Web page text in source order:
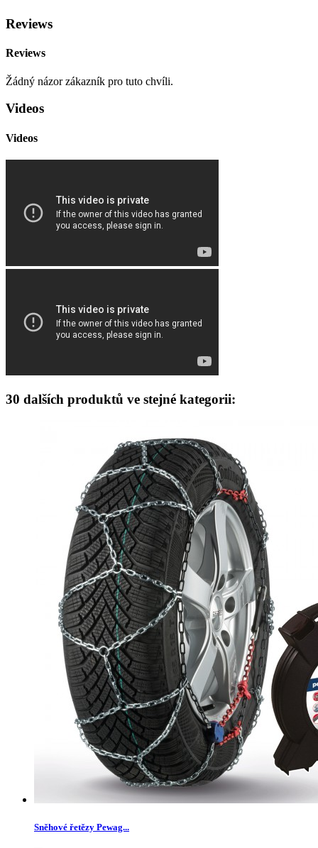
Reviews
Reviews
Žádný názor zákazník pro tuto chvíli.
Videos
Videos
30 dalších produktů ve stejné kategorii:
Sněhové řetězy Pewag...